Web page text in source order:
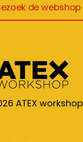
de webshop
ATEX workshop